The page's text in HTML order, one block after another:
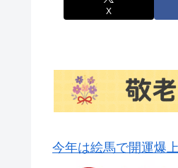
X
今年は絵馬で開運爆